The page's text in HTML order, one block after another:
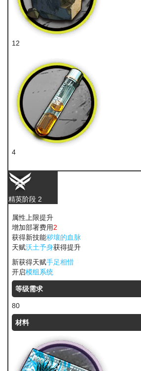
12
4
精英阶段 2
属性上限提升
增加部署费用2
获得新技能秽壤的血脉
天赋沃土予身获得提升
新获得天赋手足相惜
开启模组系统
等级需求
80
材料